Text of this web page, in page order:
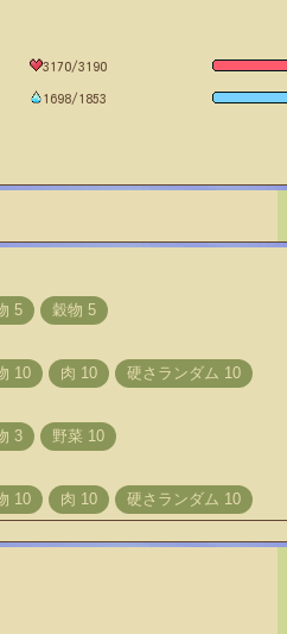
3170/3190
1698/1853